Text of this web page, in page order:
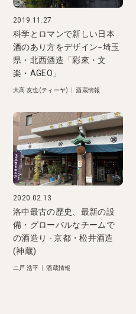
2019.11.27
科学とロマンで新しい日本
酒のあり方をデザイン−埼玉
県・北西酒造「彩來・文
楽・AGEO」
大高 友也(ティーヤ) |酒蔵情報
2020.02.13
洛中最古の歴史、最新の設
備・グローバルなチームで
の酒造り - 京都・松井酒造
(神蔵)
二戸 浩平 |酒蔵情報